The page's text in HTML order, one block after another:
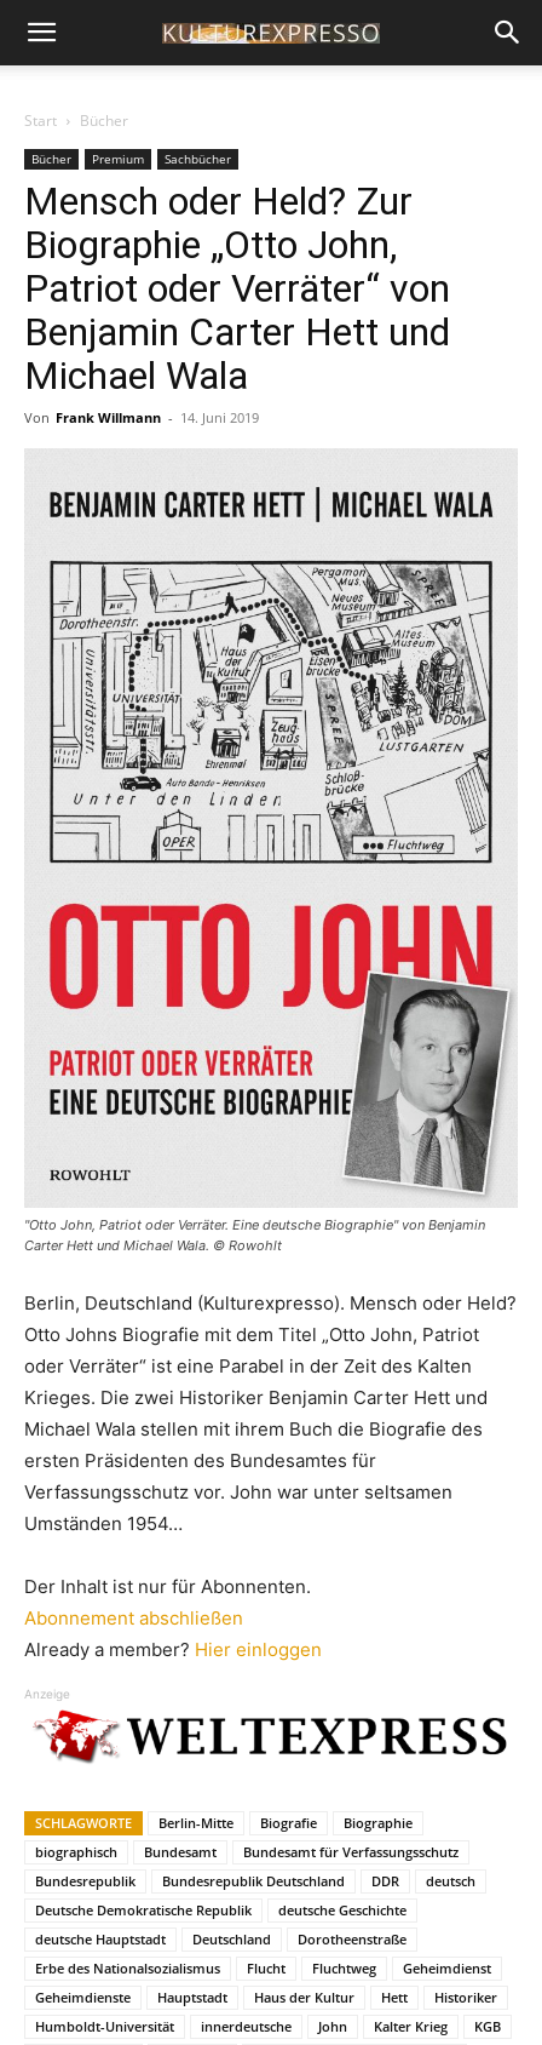
Start Bücher
Bücher Premium Sachbücher
Mensch oder Held? Zur
Biographie „Otto John,
Patriot oder Verräter“ von
Benjamin Carter Hett und
Michael Wala
Von Frank Willmann - 14. Juni 2019
"Otto John, Patriot oder Verräter. Eine deutsche Biographie" von Benjamin
Carter Hett und Michael Wala. © Rowohlt
Berlin, Deutschland (Kulturexpresso). Mensch oder Held?
Otto Johns Biografie mit dem Titel „Otto John, Patriot
oder Verräter“ ist eine Parabel in der Zeit des Kalten
Krieges. Die zwei Historiker Benjamin Carter Hett und
Michael Wala stellen mit ihrem Buch die Biografie des
ersten Präsidenten des Bundesamtes für
Verfassungsschutz vor. John war unter seltsamen
Umständen 1954…
Der Inhalt ist nur für Abonnenten.
Abonnement abschließen
Already a member? Hier einloggen
Anzeige
SCHLAGWORTE Berlin-Mitte Biografie
Biographie
biographisch
Bundesamt
Bundesamt für Verfassungsschutz
Bundesrepublik
Bundesrepublik Deutschland DDR
deutsch
Deutsche Demokratische Republik
deutsche Geschichte
deutsche Hauptstadt
Deutschland
Dorotheenstraße
Erbe des Nationalsozialismus
Flucht Fluchtweg
Geheimdienst
Geheimdienste
Hauptstadt Haus der Kultur Hett
Historiker
Humboldt-Universität
innerdeutsche John Kalter Krieg
KGB